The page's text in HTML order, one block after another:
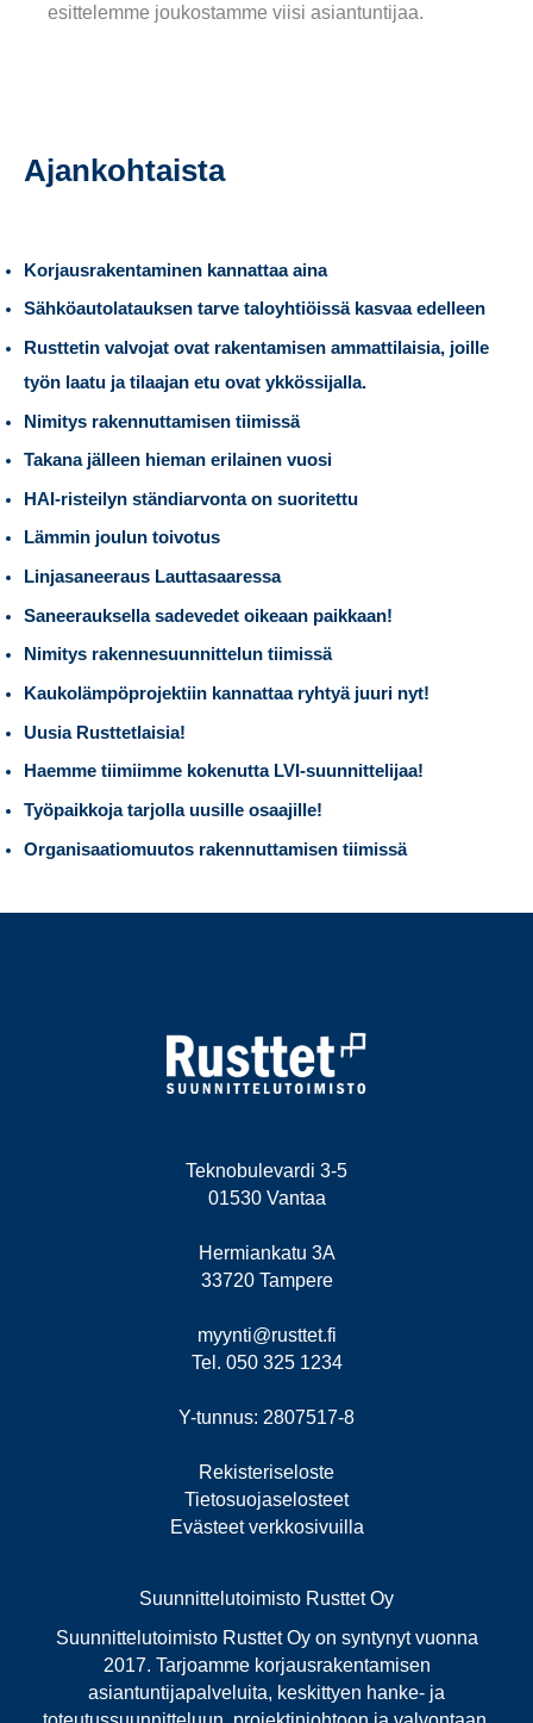
esittelemme joukostamme viisi asiantuntijaa.
Ajankohtaista
Korjausrakentaminen kannattaa aina
Sähköautolatauksen tarve taloyhtiöissä kasvaa edelleen
Rusttetin valvojat ovat rakentamisen ammattilaisia, joille
työn laatu ja tilaajan etu ovat ykkössijalla.
Nimitys rakennuttamisen tiimissä
Takana jälleen hieman erilainen vuosi
HAI-risteilyn ständiarvonta on suoritettu
Lämmin joulun toivotus
Linjasaneeraus Lauttasaaressa
Saneerauksella sadevedet oikeaan paikkaan!
Nimitys rakennesuunnittelun tiimissä
Kaukolämpöprojektiin kannattaa ryhtyä juuri nyt!
Uusia Rusttetlaisia!
Haemme tiimiimme kokenutta LVI-suunnittelijaa!
Työpaikkoja tarjolla uusille osaajille!
Organisaatiomuutos rakennuttamisen tiimissä
Teknobulevardi 3-5
01530 Vantaa
Hermiankatu 3A
33720 Tampere
myynti@rusttet.fi
Tel. 050 325 1234
Y-tunnus: 2807517-8
Rekisteriseloste
Tietosuojaselosteet
Evästeet verkkosivuilla
Suunnittelutoimisto Rusttet Oy
Suunnittelutoimisto Rusttet Oy on syntynyt vuonna
2017. Tarjoamme korjausrakentamisen
asiantuntijapalveluita, keskittyen hanke- ja